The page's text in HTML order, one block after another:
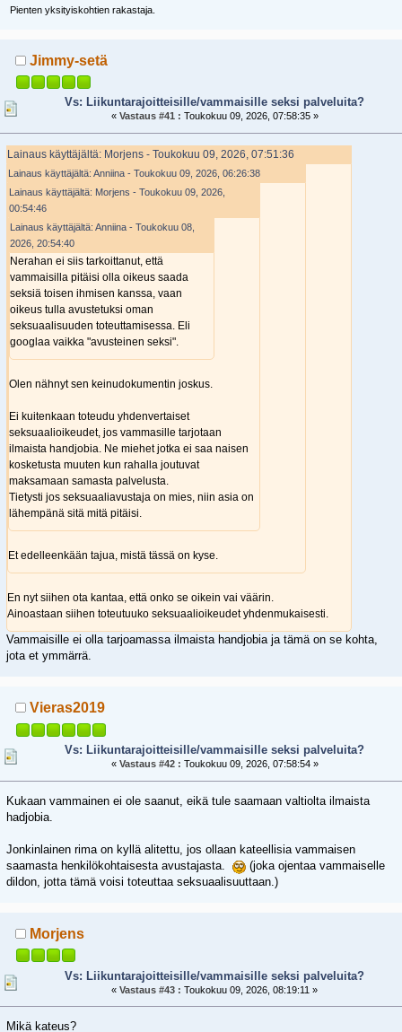
Pienten yksityiskohtien rakastaja.
Jimmy-setä
Vs: Liikuntarajoitteisille/vammaisille seksi palveluita?
« Vastaus #41 : Toukokuu 09, 2026, 07:58:35 »
Lainaus käyttäjältä: Morjens - Toukokuu 09, 2026, 07:51:36
Lainaus käyttäjältä: Anniina - Toukokuu 09, 2026, 06:26:38
Lainaus käyttäjältä: Morjens - Toukokuu 09, 2026,
00:54:46
Lainaus käyttäjältä: Anniina - Toukokuu 08,
2026, 20:54:40
Nerahan ei siis tarkoittanut, että
vammaisilla pitäisi olla oikeus saada
seksiä toisen ihmisen kanssa, vaan
oikeus tulla avustetuksi oman
seksuaalisuuden toteuttamisessa. Eli
googlaa vaikka "avusteinen seksi".
Olen nähnyt sen keinudokumentin joskus.
Ei kuitenkaan toteudu yhdenvertaiset
seksuaalioikeudet, jos vammasille tarjotaan
ilmaista handjobia. Ne miehet jotka ei saa naisen
kosketusta muuten kun rahalla joutuvat
maksamaan samasta palvelusta.
Tietysti jos seksuaaliavustaja on mies, niin asia on
lähempänä sitä mitä pitäisi.
Et edelleenkään tajua, mistä tässä on kyse.
En nyt siihen ota kantaa, että onko se oikein vai väärin.
Ainoastaan siihen toteutuuko seksuaalioikeudet yhdenmukaisesti.
Vammaisille ei olla tarjoamassa ilmaista handjobia ja tämä on se kohta,
jota et ymmärrä.
Vieras2019
Vs: Liikuntarajoitteisille/vammaisille seksi palveluita?
« Vastaus #42 : Toukokuu 09, 2026, 07:58:54 »
Kukaan vammainen ei ole saanut, eikä tule saamaan valtiolta ilmaista
hadjobia.
Jonkinlainen rima on kyllä alitettu, jos ollaan kateellisia vammaisen
saamasta henkilökohtaisesta avustajasta.
(joka ojentaa vammaiselle
dildon, jotta tämä voisi toteuttaa seksuaalisuuttaan.)
Morjens
Vs: Liikuntarajoitteisille/vammaisille seksi palveluita?
«Vastaus #43 : Toukokuu 09, 2026, 08:19:11 »
Mikä kateus?